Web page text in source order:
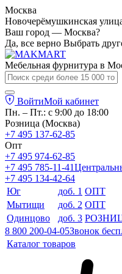
Москва
Новочерёмушкинская
Ваш город — Москва?
Да, все верно Выбрать
Мебельная фурнитура в
ВойтиМой кабинет
Пн. – Пт.: с 9:00 до 18:00
Розница (Москва)
+7 495 137-62-85
Опт
+7 495 974-62-85
+7 495 785-11-41
+7 495 134-42-64
Юг
доб. 1 ОПТ
Мытищи
доб. 2 ОПТ
Одинцово
доб. 3
8 800 200-04-05Звонок
Каталог товаров